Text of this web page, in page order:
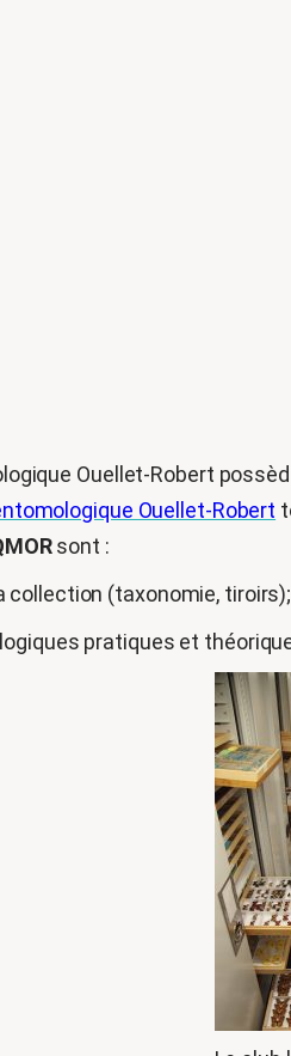
Ouellet-Robert
Ouellet-Robert
sont :
collection (taxonomie, tiroirs);
pratiques et